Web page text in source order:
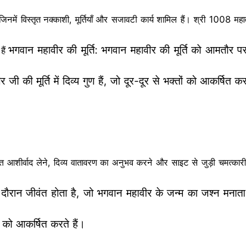
नक्काशी, मूर्तियाँ और सजावटी कार्य शामिल हैं। श्री 1008
हैंभगवान महावीर की मूर्ति: भगवान महावीर की मूर्ति को आमतौर
जी की मूर्ति में दिव्य गुण हैं, जो दूर-दूर से भक्तों को आकर्षित
लेने, दिव्य वातावरण का अनुभव करने और साइट से जुड़ी
जीवंत होता है, जो भगवान महावीर के जन्म का जश्न
को आकर्षित करते हैं।